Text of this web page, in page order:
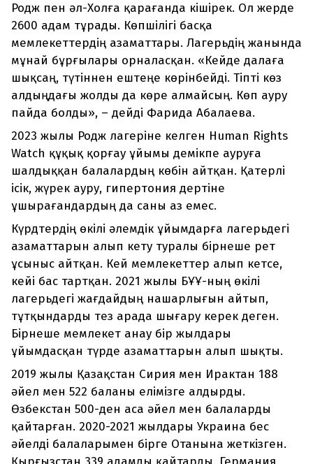
Родж пен әл-Холға қарағанда кішірек. Ол жерде
2600 адам тұрады. Көпшілігі басқа
мемлекеттердің азаматтары. Лагерьдің жанында
мұнай бұрғылары орналасқан. «Кейде далаға
шықсаң, түтіннен ештеңе көрінбейді. Тіпті көз
алдыңдағы жолды да көре алмайсың. Көп ауру
пайда болды», – дейді Фарида Абалаева.
2023 жылы Родж лагеріне келген Human Rights
Watch құқық қорғау ұйымы демікпе ауруға
шалдыққан балалардың көбін айтқан. Қатерлі
ісік, жүрек ауру, гипертония дертіне
ұшырағандардың да саны аз емес.
Күрдтердің өкілі әлемдік ұйымдарға лагерьдегі
азаматтарын алып кету туралы бірнеше рет
ұсыныс айтқан. Кей мемлекеттер алып кетсе,
кейі бас тартқан. 2021 жылы БҰҰ-ның өкілі
лагерьдегі жағдайдың нашарлығын айтып,
тұтқындарды тез арада шығару керек деген.
Бірнеше мемлекет анау бір жылдары
ұйымдасқан түрде азаматтарын алып шықты.
2019 жылы Қазақстан Сирия мен Ирактан 188
әйел мен 522 баланы елімізге алдырды.
Өзбекстан 500-ден аса әйел мен балаларды
қайтарған. 2020-2021 жылдары Украина бес
әйелді балаларымен бірге Отанына жеткізген.